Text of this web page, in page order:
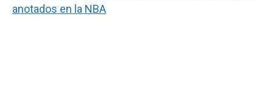
anotados en la NBA